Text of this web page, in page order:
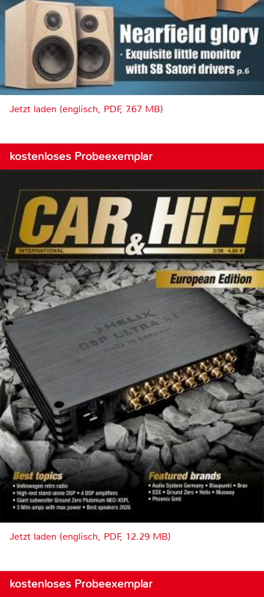
Jetzt laden (englisch, PDF, 7.67 MB)
kostenloses Probeexemplar
Jetzt laden (englisch, PDF, 12.29 MB)
kostenloses Probeexemplar